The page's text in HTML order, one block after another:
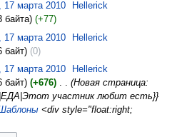
17 марта 2010
Hellerick
байта
+77
17 марта 2010
Hellerick
байт
0
17 марта 2010
Hellerick
байт +676 ‎
Новая страница:
участник любит есть}}
<div style="float:right;